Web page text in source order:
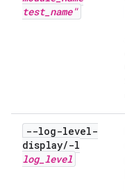
test_ name"
--log-level-
display/-l
log_ level